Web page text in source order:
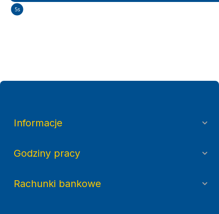
5s
Informacje
Godziny pracy
Rachunki bankowe